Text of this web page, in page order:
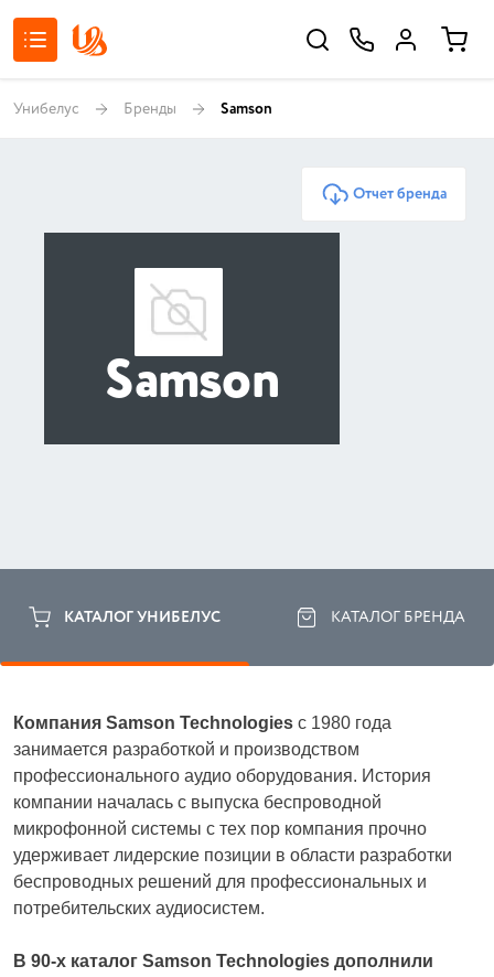
Унибелус Бренды Samson
Отчет бренда
Samson
КАТАЛОГ УНИБЕЛУС КАТАЛОГ БРЕНДА
Компания Samson Technologies с 1980 года
занимается разработкой и производством
профессионального аудио оборудования. История
компании началась с выпуска беспроводной
микрофонной системы с тех пор компания прочно
удерживает лидерские позиции в области разработки
беспроводных решений для профессиональных и
потребительских аудиосистем.
В 90-х каталог Samson Technologies дополнили